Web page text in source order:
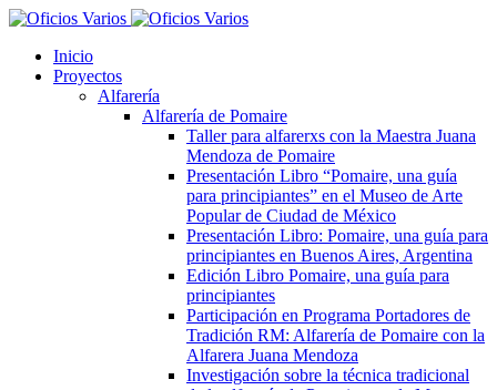
Inicio
Proyectos
Alfarería
Alfarería de Pomaire
Taller para alfarerxs con la Maestra Juana
Mendoza de Pomaire
Presentación Libro “Pomaire, una guía
para principiantes” en el Museo de Arte
Popular de Ciudad de México
Presentación Libro: Pomaire, una guía para
principiantes en Buenos Aires, Argentina
Edición Libro Pomaire, una guía para
principiantes
Participación en Programa Portadores de
Tradición RM: Alfarería de Pomaire con la
Alfarera Juana Mendoza
Investigación sobre la técnica tradicional